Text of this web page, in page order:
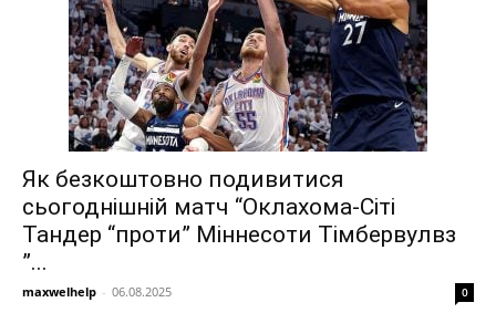
Як безкоштовно подивитися
сьогоднішній матч “Оклахома-Сіті
Тандер “проти” Міннесоти Тімбервулвз
”...
maxwelhelp - 06.08.2025 0